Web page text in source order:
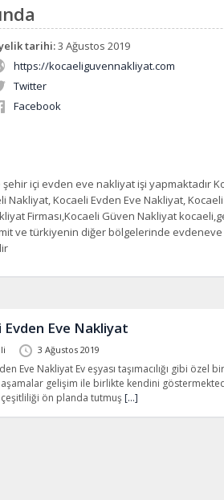
tarihi:3 Ağustos 2019
https://kocaeliguvennakliyat.com
Twitter
Facebook
şehir içi evden eve nakliyat işi yapmaktadır
Nakliyat, Kocaeli Evden Eve Nakliyat,
Firması,Kocaeli Güven Nakliyat
ve türkiyenin diğer bölgelerinde
Evden Eve Nakliyat
3 Ağustos 2019
Eve Nakliyat Ev eşyası taşımacılığı gibi özel
gelişim ile birlikte kendini
ön planda tutmuş […]